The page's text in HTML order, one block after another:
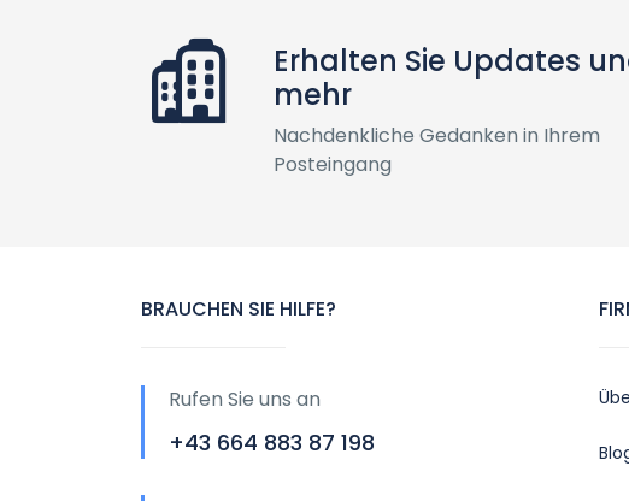
Erhalten Sie Updates
mehr
Nachdenkliche Gedanken in Ihrem
Posteingang
BRAUCHEN SIE HILFE?
Rufen Sie uns an
+43 664 883 87 198